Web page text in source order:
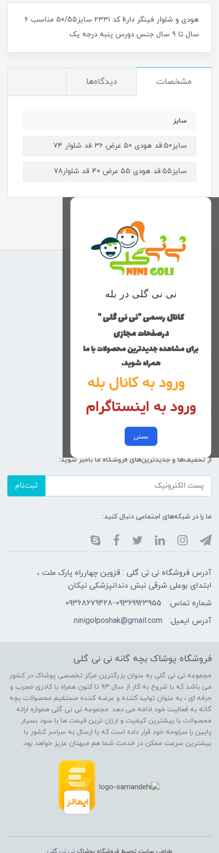
هودی و شلوار فینگر دارk کد ۲۳۳۱ سایز۵۰/۵۵ مناسب ۶
سال تا ۹ سال جنس دورس پنبه درجه یک
مشخصات دیدگاه‌ها
سایز
سایز۵۰:قد هودی ۵۰ عرض ۳۶ قد شلوار ۷۴
سایز۵۵:قد هودی ۵۵ عرض ۴۰ قد شلوار۷۸
نی نی گلی در بله
کانال رسمی "نی نی گلی "
درصفحات مجازی
برای مشاهده جدیدترین محصولات با ما
همراه شوید.
ورود به کانال بله
ورود به اینستاگرام
بستن
برگشت به بالا
منوی وب‌سایت
خانه
کوچولوهای نی نی گلی
تماس با ما
کد پیگیری سفارشات
خرید عمده
از تخفیف‌ها و جدیدترین‌های فروشگاه ما باخبر شوید:
ثبت‌نام
ما را در شبکه‌های اجتماعی دنبال کنید:
آدرس فروشگاه نی نی گلی : قزوین چهارراه پارک ملت ،
ابتدای بوعلی شرقی نبش دندانپزشکی نیکان
شماره تماس:
09368679428-09369923955
آدرس ایمیل:
ninigolposhak@gmail.com
فروشگاه پوشاک بچه گانه نی نی گلی
مجموعه نی نی گلی به عنوان بزرگترین مرکز تخصصی پوشاک در کشور
می باشد که با شروع به کار از سال ۹۳ تا کنون همراه با کادری مجرب و
حرفه ای ، به عنوان تولید کننده و عرضه کننده مستقیم محصولات بچه
گانه به فعالیت خود ادامه می دهد. مجموعه نی نی گلی همواره ارائه
محصولات با بیشترین کیفیت و ارزان ترین قیمت ها با سود بسیار
پایین را سرلوحه خود قرار داده است که با ارسال به سراسر کشور با
بیشترین سرعت ممکن در خدمت شما هم میهنان عزیز خواهد بود.